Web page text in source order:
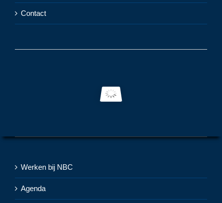
Contact
Werken bij NBC
Agenda